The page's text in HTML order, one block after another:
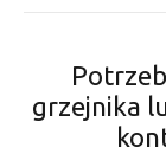
grzejnika